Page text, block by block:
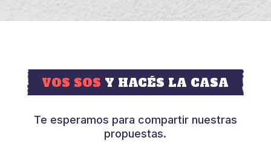
VOS SOS Y HACÉS LA CASA
Te esperamos para compartir nuestras
propuestas.